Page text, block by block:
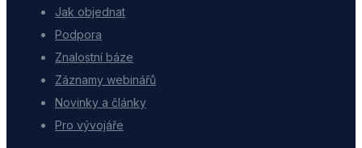
Jak objednat
Podpora
Znalostní báze
Záznamy webinářů
Novinky a články
Pro vývojáře